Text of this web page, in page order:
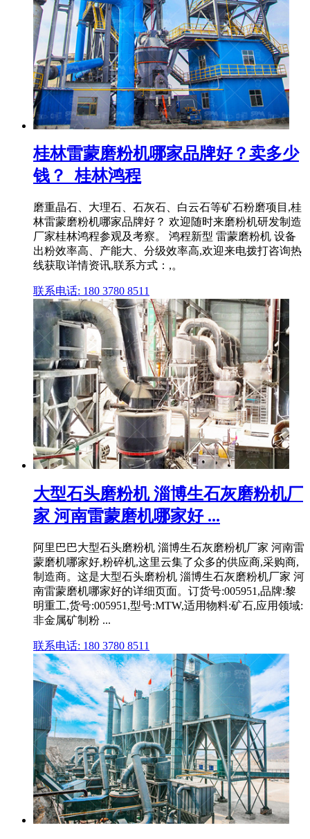
桂林雷蒙磨粉机哪家品牌好？卖多少
钱？_桂林鸿程
磨重晶石、大理石、石灰石、白云石等矿石粉磨项目,桂
林雷蒙磨粉机哪家品牌好？ 欢迎随时来磨粉机研发制造
厂家桂林鸿程参观及考察。 鸿程新型 雷蒙磨粉机 设备
出粉效率高、产能大、分级效率高,欢迎来电拨打咨询热
线获取详情资讯,联系方式：,。
联系电话: 180 3780 8511
大型石头磨粉机 淄博生石灰磨粉机厂
家 河南雷蒙磨机哪家好 ...
阿里巴巴大型石头磨粉机 淄博生石灰磨粉机厂家 河南雷
蒙磨机哪家好,粉碎机,这里云集了众多的供应商,采购商,
制造商。这是大型石头磨粉机 淄博生石灰磨粉机厂家 河
南雷蒙磨机哪家好的详细页面。订货号:005951,品牌:黎
明重工,货号:005951,型号:MTW,适用物料:矿石,应用领域:
非金属矿制粉 ...
联系电话: 180 3780 8511